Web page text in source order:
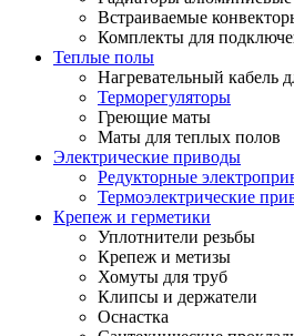
Встраиваемые
Комплекты для
Теплые полы
Нагревательный кабель
Терморегуляторы
Греющие маты
Маты для теплых полов
Электрические приводы
Редукторные
Термоэлектрические
Крепеж и герметики
Уплотнители резьбы
Крепеж и метизы
Хомуты для труб
Клипсы и держатели
Оснастка